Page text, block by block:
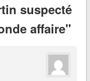
suspecté
affaire"